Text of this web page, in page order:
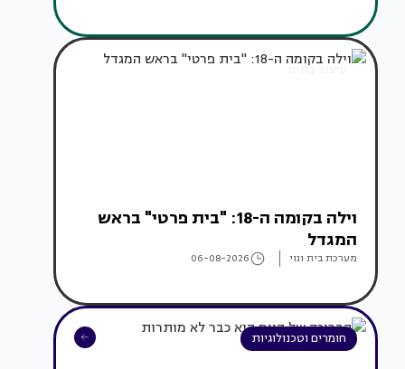
עיצוב בתים
וילה בקומה ה-18: "בית פרטי" בראש
המגדל
מערכת בית ונוי 06-08-2026
חומרים וטכנולוגיות